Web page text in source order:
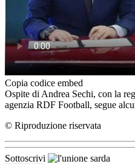
Copia codice embed
Ospite di Andrea Sechi, con la
agenzia RDF Football, segue
© Riproduzione riservata
Sottoscrivi